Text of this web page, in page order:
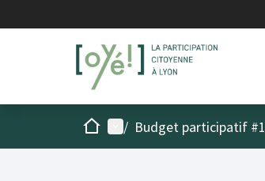
AccueilMenu principal
/ Budget participatif #1